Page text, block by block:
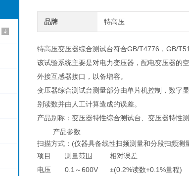
品牌 特高压
特高压变压器综合测试台符合GB/T4776，GB/
该试验系统主要是对电力变压器，配电变压器的
外接互感器接口，以备增容。
变压器综合测试台测量部分由单片机控制，数字
别读数并由人工计算造成的误差。
产品别称：变压器特性综合测试台、变压器特性
产品参数
扫描方式：(仪器具备线性扫频测量和分段扫频测
项目
测量范围
相对误差
电压
0.1～600V
±(0.2%读数+0.1%量程)